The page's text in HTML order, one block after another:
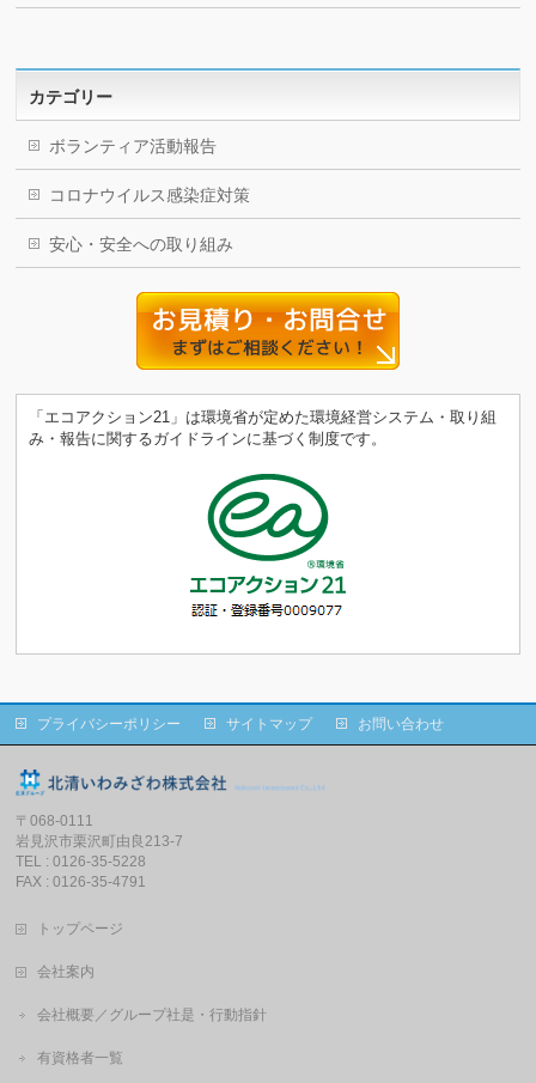
カテゴリー
ボランティア活動報告
コロナウイルス感染症対策
安心・安全への取り組み
「エコアクション21」は環境省が定めた環境経営システム・取り組
み・報告に関するガイドラインに基づく制度です。
プライバシーポリシー サイトマップ お問い合わせ
〒068-0111
岩見沢市栗沢町由良213-7
TEL : 0126-35-5228
FAX : 0126-35-4791
トップページ
会社案内
会社概要／グループ社是・行動指針
有資格者一覧